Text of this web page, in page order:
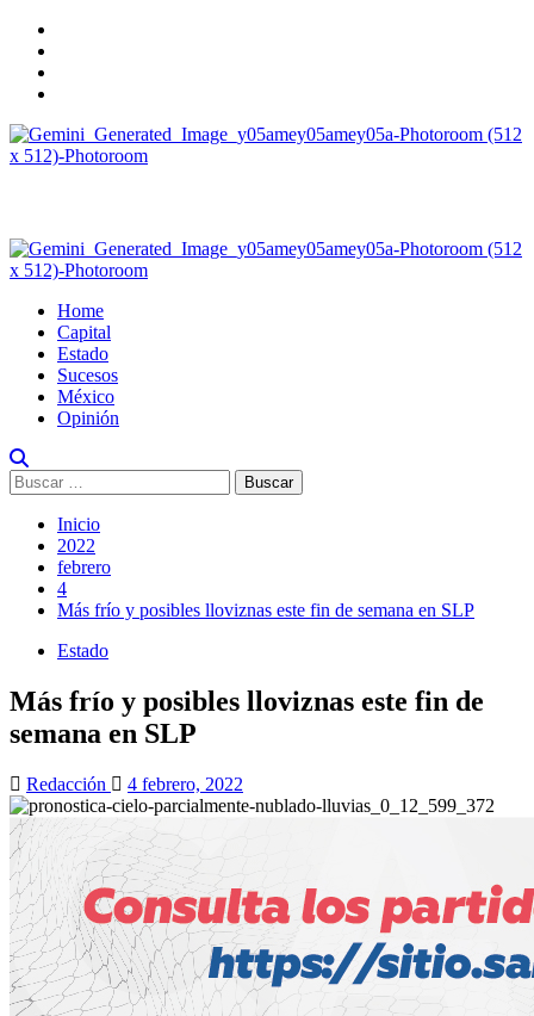
Home
Capital
Estado
Sucesos
México
Opinión
Inicio
2022
febrero
4
Más frío y posibles lloviznas este fin de semana en SLP
Estado
Más frío y posibles lloviznas este fin de
semana en SLP
Redacción 4 febrero, 2022